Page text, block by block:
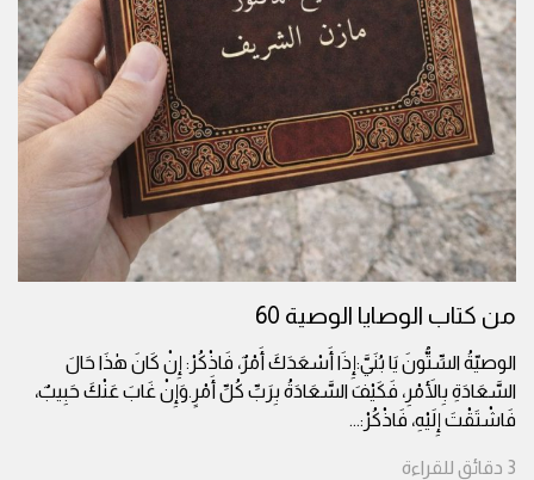
من كتاب الوصايا الوصية 60
الوصيّةُ السِّتُّونَ يَا بُنَيَّ:إِذَا أَسْعَدَكَ أَمْرٌ، فَاذْكُرْ: إِنْ كَانَ هٰذَا حَالَ
السَّعَادَةِ بِالأَمْرِ، فَكَيْفَ السَّعَادَةُ بِرَبِّ كُلِّ أَمْرٍ.وَإِنْ غَابَ عَنْكَ حَبِيبٌ،
فَاشْتَقْتَ إِلَيْهِ، فَاذْكُرْ:...
3 دقائق للقراءة